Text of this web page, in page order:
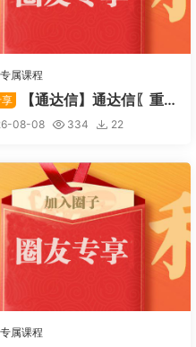
属课程
【通达信】通达信〖重
〗主副图/选股 捕捉股价在
08-08 334 22
属课程